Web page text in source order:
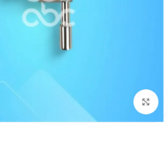
برای بزرگنمایی کلیک کنید